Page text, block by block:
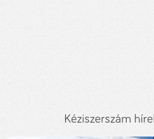
Kéziszerszám